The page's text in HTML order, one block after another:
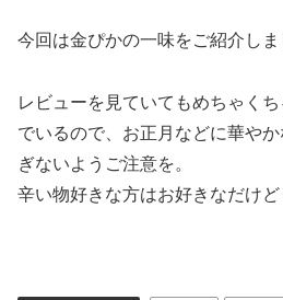
今回は金ぴかの一味をご紹介しま
レビューを見ていてもめちゃく
でいるので、お正月などに華や
ぎないようご注意を。
辛い物好きな方はお好きなだけど